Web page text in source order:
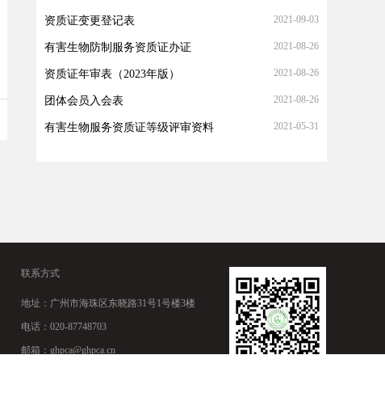
资质证变更登记表 2021-09-03
有害生物防制服务资质证办证 2021-08-26
资质证年审表（2023年版） 2021-08-26
团体会员入会表 2021-08-26
有害生物服务资质证等级评审资料 2021-05-31
联系方式
地址：广州市海珠区东晓路31号1号楼3楼
电话：020-87748703
邮箱：ghpca@ghpca.cn